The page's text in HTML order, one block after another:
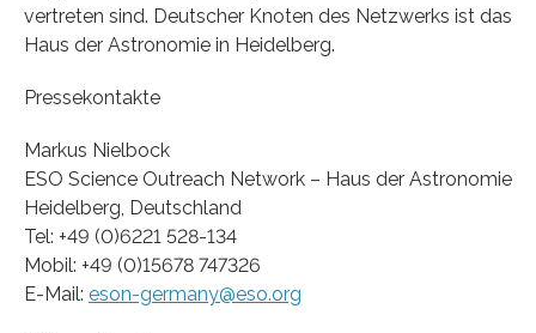
vertreten sind. Deutscher Knoten des Netzwerks ist das
Haus der Astronomie in Heidelberg.
Pressekontakte
Markus Nielbock
ESO Science Outreach Network – Haus der Astronomie
Heidelberg, Deutschland
Tel: +49 (0)6221 528-134
Mobil: +49 (0)15678 747326
E-Mail: eson-germany@eso.org